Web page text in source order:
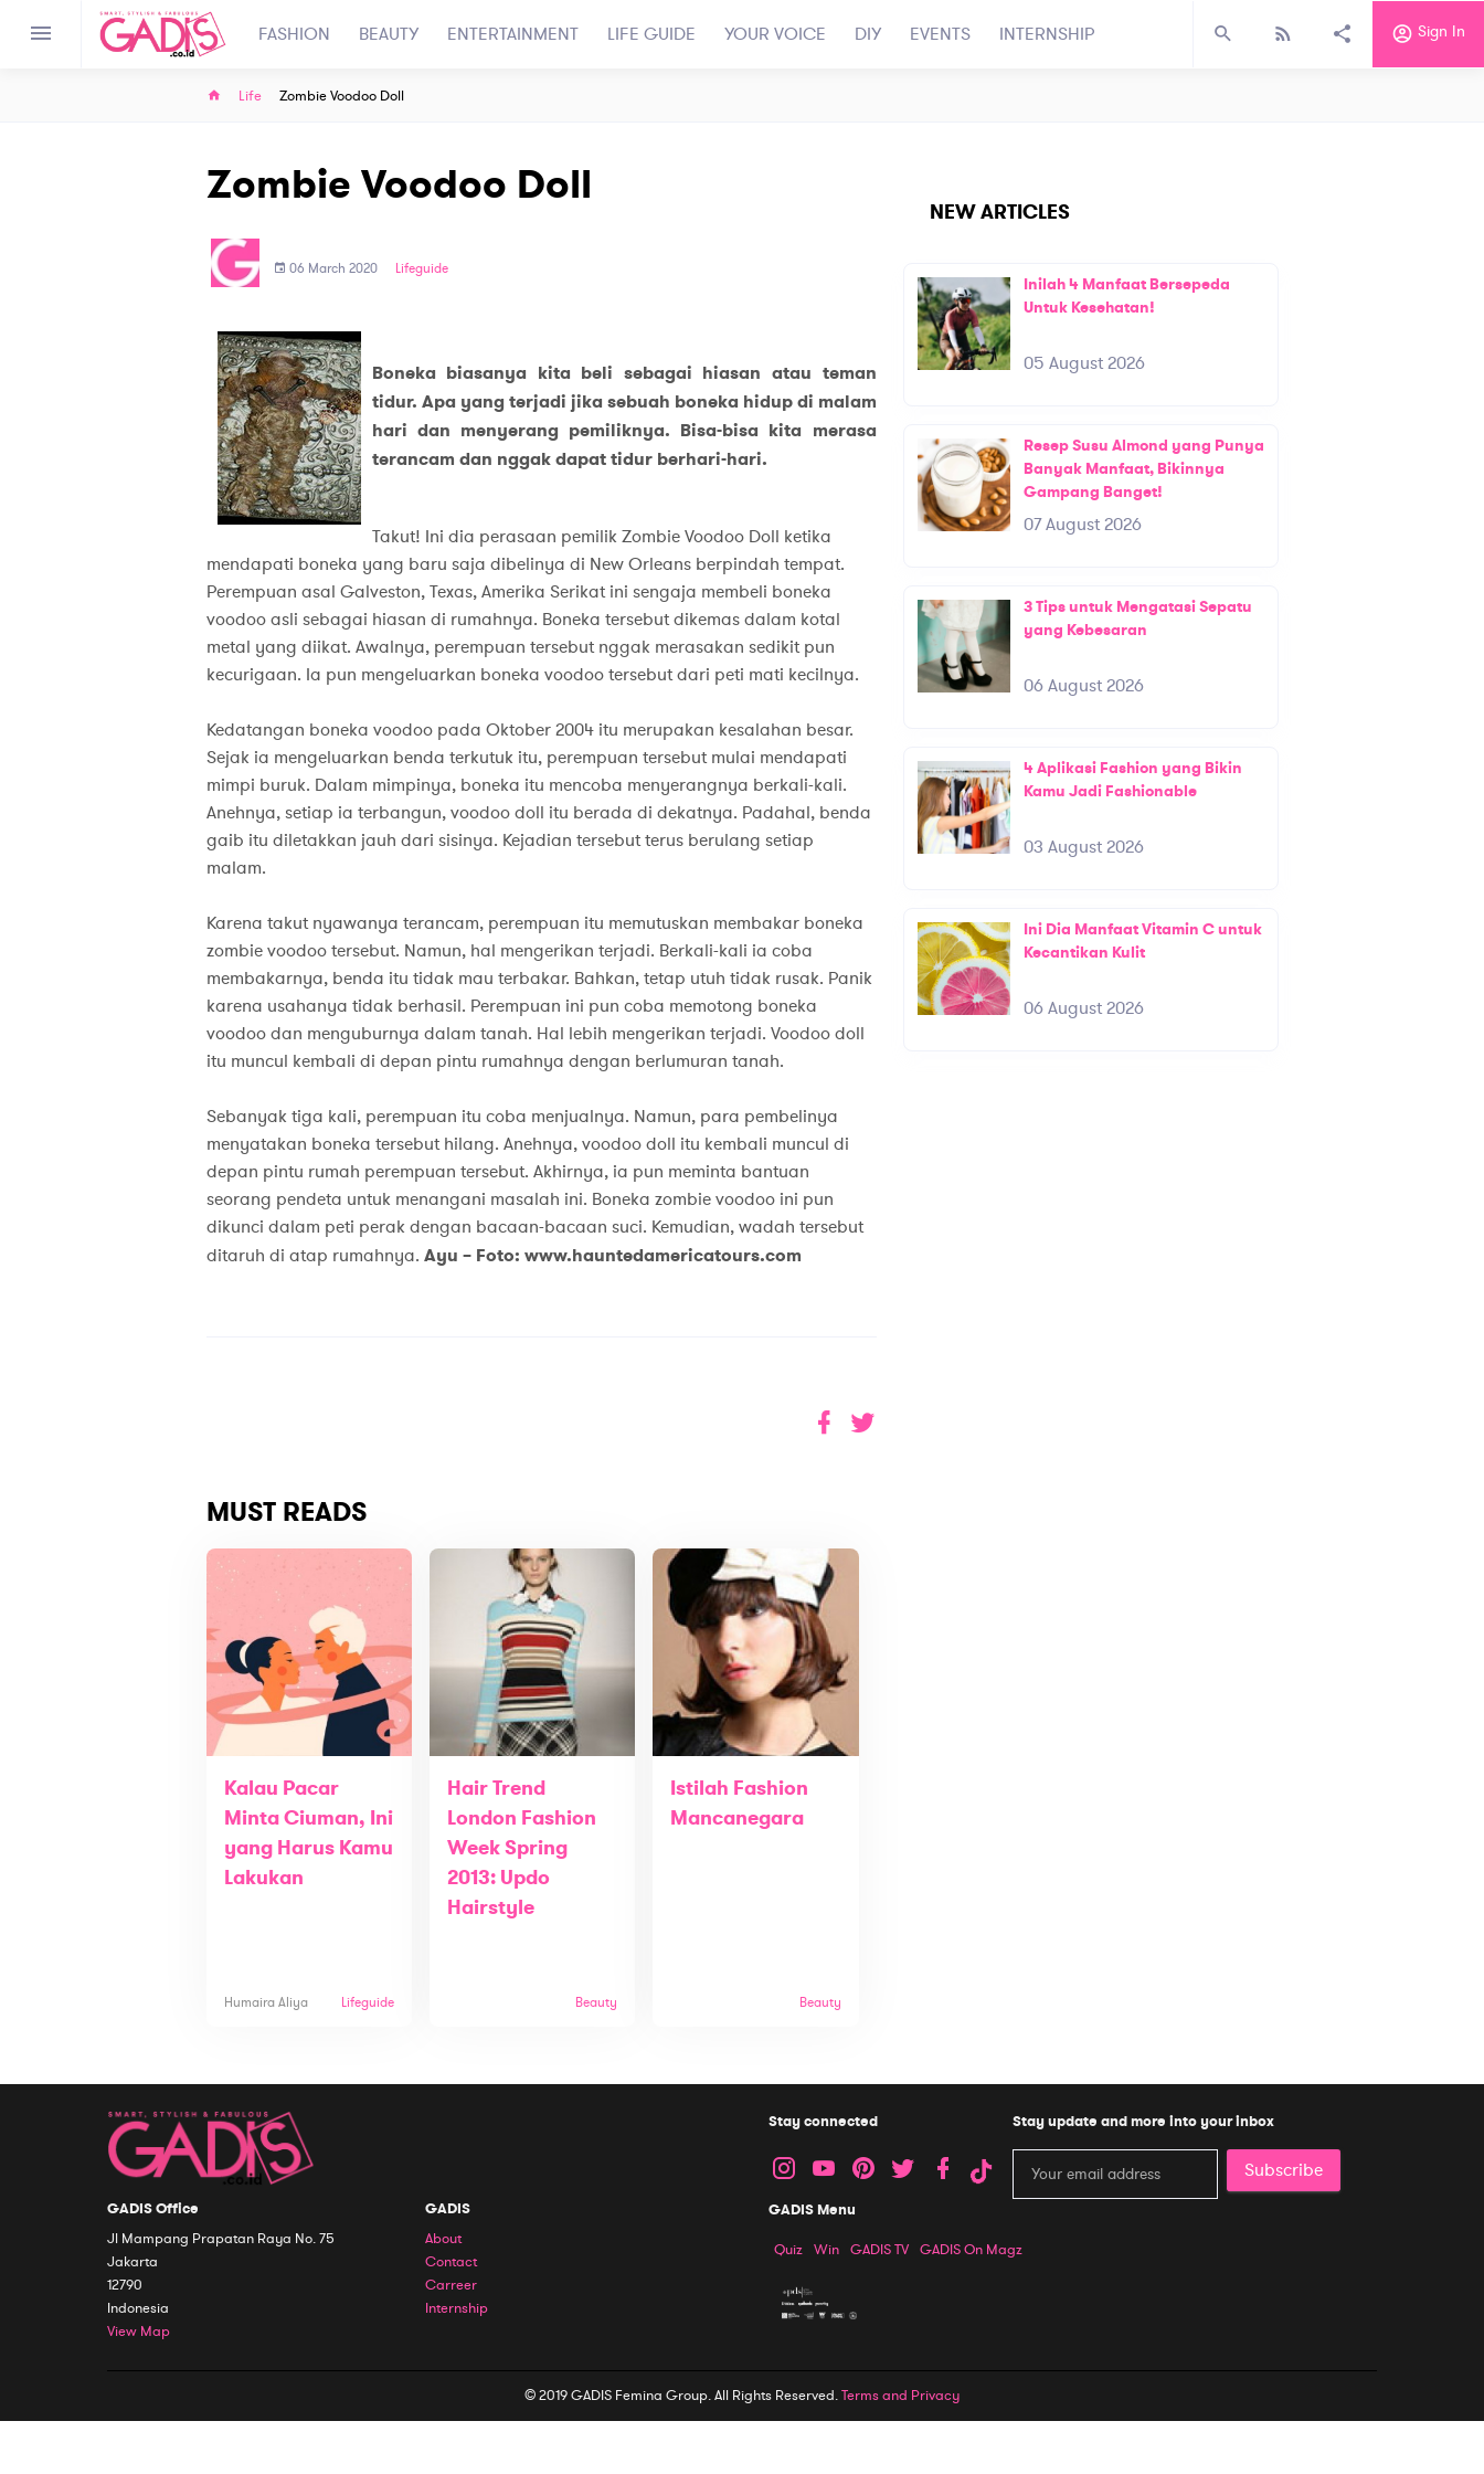
FASHION BEAUTY ENTERTAINMENT LIFE GUIDE YOUR VOICE DIY EVENTS INTERNSHIP Sign In
Life Zombie Voodoo Doll
Zombie Voodoo Doll
06 March 2020 Lifeguide
Boneka biasanya kita beli sebagai hiasan atau teman
tidur. Apa yang terjadi jika sebuah boneka hidup di malam
hari dan menyerang pemiliknya. Bisa-bisa kita merasa
terancam dan nggak dapat tidur berhari-hari.
Takut! Ini dia perasaan pemilik Zombie Voodoo Doll ketika
mendapati boneka yang baru saja dibelinya di New Orleans berpindah tempat.
Perempuan asal Galveston, Texas, Amerika Serikat ini sengaja membeli boneka
voodoo asli sebagai hiasan di rumahnya. Boneka tersebut dikemas dalam kotal
metal yang diikat. Awalnya, perempuan tersebut nggak merasakan sedikit pun
kecurigaan. Ia pun mengeluarkan boneka voodoo tersebut dari peti mati kecilnya.
Kedatangan boneka voodoo pada Oktober 2004 itu merupakan kesalahan besar.
Sejak ia mengeluarkan benda terkutuk itu, perempuan tersebut mulai mendapati
mimpi buruk. Dalam mimpinya, boneka itu mencoba menyerangnya berkali-kali.
Anehnya, setiap ia terbangun, voodoo doll itu berada di dekatnya. Padahal, benda
gaib itu diletakkan jauh dari sisinya. Kejadian tersebut terus berulang setiap
malam.
Karena takut nyawanya terancam, perempuan itu memutuskan membakar boneka
zombie voodoo tersebut. Namun, hal mengerikan terjadi. Berkali-kali ia coba
membakarnya, benda itu tidak mau terbakar. Bahkan, tetap utuh tidak rusak. Panik
karena usahanya tidak berhasil. Perempuan ini pun coba memotong boneka
voodoo dan menguburnya dalam tanah. Hal lebih mengerikan terjadi. Voodoo doll
itu muncul kembali di depan pintu rumahnya dengan berlumuran tanah.
Sebanyak tiga kali, perempuan itu coba menjualnya. Namun, para pembelinya
menyatakan boneka tersebut hilang. Anehnya, voodoo doll itu kembali muncul di
depan pintu rumah perempuan tersebut. Akhirnya, ia pun meminta bantuan
seorang pendeta untuk menangani masalah ini. Boneka zombie voodoo ini pun
dikunci dalam peti perak dengan bacaan-bacaan suci. Kemudian, wadah tersebut
ditaruh di atap rumahnya. Ayu – Foto: www.hauntedamericatours.com
MUST READS
Kalau Pacar
Minta Ciuman, Ini
yang Harus Kamu
Lakukan
Humaira Aliya Lifeguide
Hair Trend
London Fashion
Week Spring
2013: Updo
Hairstyle
Beauty
Istilah Fashion
Mancanegara
Beauty
NEW ARTICLES
Inilah 4 Manfaat Bersepeda
Untuk Kesehatan!
05 August 2026
Resep Susu Almond yang Punya
Banyak Manfaat, Bikinnya
Gampang Banget!
07 August 2026
3 Tips untuk Mengatasi Sepatu
yang Kebesaran
06 August 2026
4 Aplikasi Fashion yang Bikin
Kamu Jadi Fashionable
03 August 2026
Ini Dia Manfaat Vitamin C untuk
Kecantikan Kulit
06 August 2026
GADIS Office
Jl Mampang Prapatan Raya No. 75
Jakarta
12790
Indonesia
View Map
GADIS
About
Contact
Carreer
Internship
Stay connected Stay update and more into your inbox
Subscribe
GADIS Menu
Quiz Win GADIS TV GADIS On Magz
© 2019 GADIS Femina Group. All Rights Reserved.Terms and Privacy